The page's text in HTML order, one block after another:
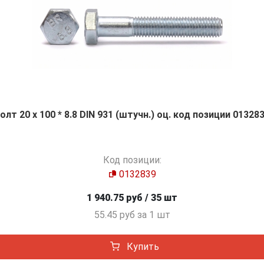
20 х 100 * 8.8 DIN 931 (штучн.) оц. код позиции
Код позиции:
0132839
1 940.75 руб / 35 шт
55.45 руб за 1 шт
Купить